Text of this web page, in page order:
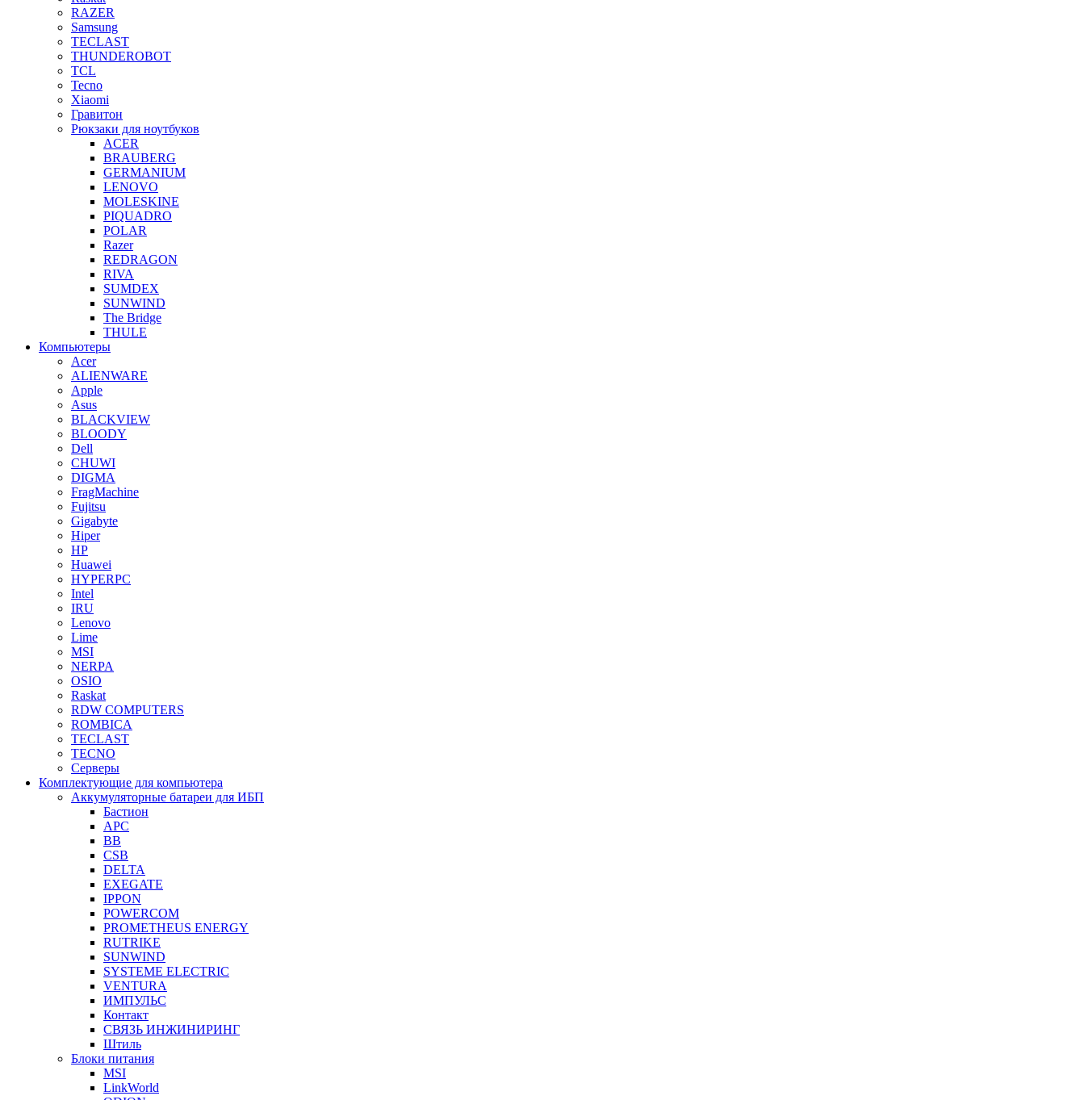
RAZER
Samsung
TECLAST
THUNDEROBOT
TCL
Tecno
Xiaomi
Гравитон
Рюкзаки для ноутбуков
ACER
BRAUBERG
GERMANIUM
LENOVO
MOLESKINE
PIQUADRO
POLAR
Razer
REDRAGON
RIVA
SUMDEX
SUNWIND
The Bridge
THULE
Компьютеры
Acer
ALIENWARE
Apple
Asus
BLACKVIEW
BLOODY
Dell
CHUWI
DIGMA
FragMachine
Fujitsu
Gigabyte
Hiper
HP
Huawei
HYPERPC
Intel
IRU
Lenovo
Lime
MSI
NERPA
OSIO
Raskat
RDW COMPUTERS
ROMBICA
TECLAST
TECNO
Серверы
Комплектующие для компьютера
Аккумуляторные батареи для ИБП
Бастион
APC
BB
CSB
DELTA
EXEGATE
IPPON
POWERCOM
PROMETHEUS ENERGY
RUTRIKE
SUNWIND
SYSTEME ELECTRIC
VENTURA
ИМПУЛЬС
Контакт
СВЯЗЬ ИНЖИНИРИНГ
Штиль
Блоки питания
MSI
LinkWorld